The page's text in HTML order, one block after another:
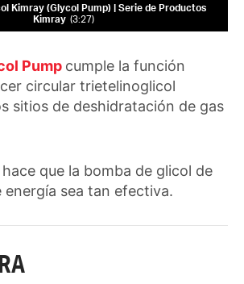
Kimray (Glycol Pump) | Serie de Productos
Kimray 3:27
Pump cumple la función
circular trietelinoglicol
sitios de deshidratación de gas
que la bomba de glicol de
sea tan efectiva.